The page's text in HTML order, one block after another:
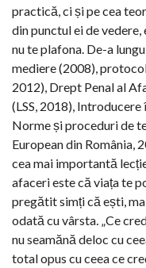
practică, ci și pe cea
din punctul ei de
nu te plafona. De-a
mediere (2008),
2012), Drept Penal al
(LSS, 2018), Introducere
Norme și proceduri de
European din România,
cea mai importantă
afaceri este că viața te
pregătit simți că ești,
odată cu vârsta
„Ce
nu seamănă deloc cu
total opus cu ceea ce